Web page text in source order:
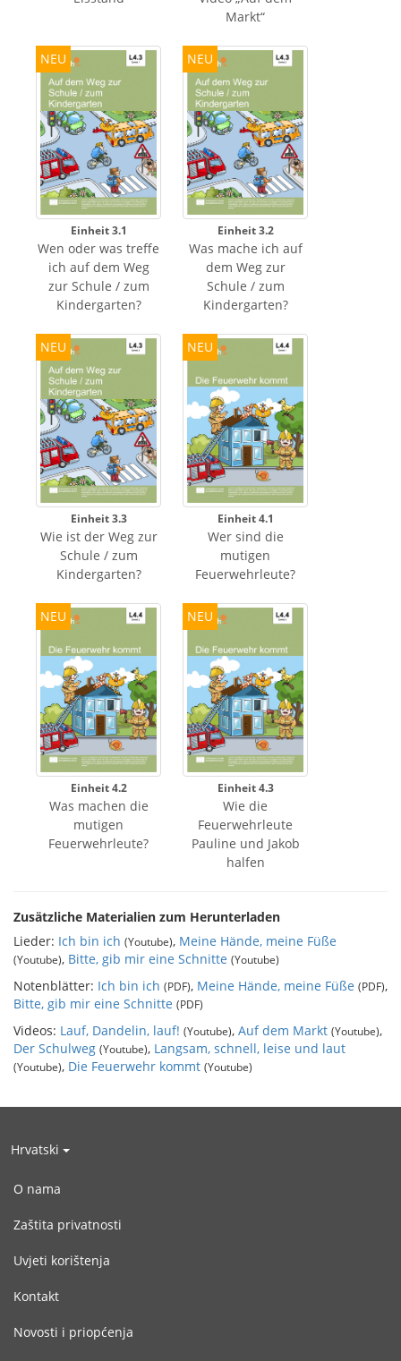
Markt“
NEU
Einheit 3.1
Wen oder was treffe
ich auf dem Weg
zur Schule / zum
Kindergarten?
NEU
Einheit 3.2
Was mache ich auf
dem Weg zur
Schule / zum
Kindergarten?
NEU
Einheit 3.3
Wie ist der Weg zur
Schule / zum
Kindergarten?
NEU
Einheit 4.1
Wer sind die
mutigen
Feuerwehrleute?
NEU
Einheit 4.2
Was machen die
mutigen
Feuerwehrleute?
NEU
Einheit 4.3
Wie die
Feuerwehrleute
Pauline und Jakob
halfen
Zusätzliche Materialien zum Herunterladen
Lieder: Ich bin ich (Youtube), Meine Hände, meine Füße
(Youtube), Bitte, gib mir eine Schnitte (Youtube)
Notenblätter: Ich bin ich (PDF), Meine Hände, meine Füße (PDF),
Bitte, gib mir eine Schnitte (PDF)
Videos: Lauf, Dandelin, lauf! (Youtube), Auf dem Markt (Youtube),
Der Schulweg (Youtube), Langsam, schnell, leise und laut
(Youtube), Die Feuerwehr kommt (Youtube)
Hrvatski
O nama
Zaštita privatnosti
Uvjeti korištenja
Kontakt
Novosti i priopćenja